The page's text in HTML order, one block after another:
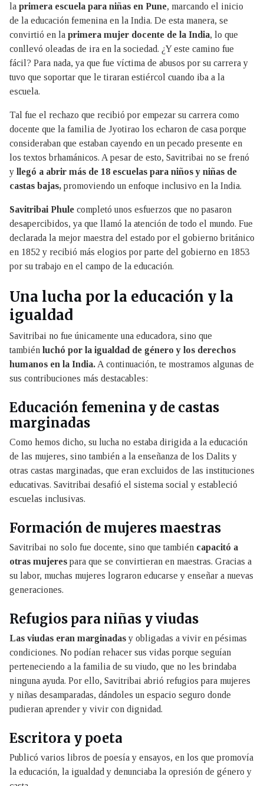
la primera escuela para niñas en Pune, marcando el inicio
de la educación femenina en la India. De esta manera, se
convirtió en la primera mujer docente de la India, lo que
conllevó oleadas de ira en la sociedad. ¿Y este camino fue
fácil? Para nada, ya que fue víctima de abusos por su carrera y
tuvo que soportar que le tiraran estiércol cuando iba a la
escuela.
Tal fue el rechazo que recibió por empezar su carrera como
docente que la familia de Jyotirao los echaron de casa porque
consideraban que estaban cayendo en un pecado presente en
los textos brhamánicos. A pesar de esto, Savitribai no se frenó
y llegó a abrir más de 18 escuelas para niños y niñas de
castas bajas, promoviendo un enfoque inclusivo en la India.
Savitribai Phule completó unos esfuerzos que no pasaron
desapercibidos, ya que llamó la atención de todo el mundo. Fue
declarada la mejor maestra del estado por el gobierno británico
en 1852 y recibió más elogios por parte del gobierno en 1853
por su trabajo en el campo de la educación.
Una lucha por la educación y la
igualdad
Savitribai no fue únicamente una educadora, sino que
también luchó por la igualdad de género y los derechos
humanos en la India. A continuación, te mostramos algunas de
sus contribuciones más destacables:
Educación femenina y de castas
marginadas
Como hemos dicho, su lucha no estaba dirigida a la educación
de las mujeres, sino también a la enseñanza de los Dalits y
otras castas marginadas, que eran excluidos de las instituciones
educativas. Savitribai desafió el sistema social y estableció
escuelas inclusivas.
Formación de mujeres maestras
Savitribai no solo fue docente, sino que también capacitó a
otras mujeres para que se convirtieran en maestras. Gracias a
su labor, muchas mujeres lograron educarse y enseñar a nuevas
generaciones.
Refugios para niñas y viudas
Las viudas eran marginadas y obligadas a vivir en pésimas
condiciones. No podían rehacer sus vidas porque seguían
perteneciendo a la familia de su viudo, que no les brindaba
ninguna ayuda. Por ello, Savitribai abrió refugios para mujeres
y niñas desamparadas, dándoles un espacio seguro donde
pudieran aprender y vivir con dignidad.
Escritora y poeta
Publicó varios libros de poesía y ensayos, en los que promovía
la educación, la igualdad y denunciaba la opresión de género y